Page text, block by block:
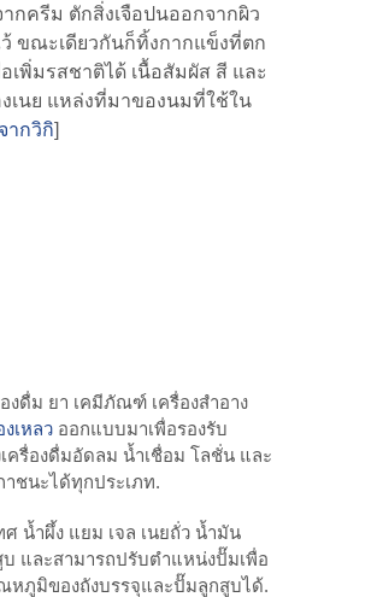
ากครีม ตักสิ่งเจือปนออกจากผิว
ว้ ขณะเดียวกันก็ทิ้งกากแข็งที่ตก
เพิ่มรสชาติได้ เนื้อสัมผัส สี และ
เนย แหล่งที่มาของนมที่ใช้ใน
จากวิกิ]
งดื่ม ยา เคมีภัณฑ์ เครื่องสำอาง
เหลว ออกแบบมาเพื่อรองรับ
รื่องดื่มอัดลม น้ำเชื่อม โลชั่น และ
ชนะได้ทุกประเภท.
ศ น้ำผึ้ง แยม เจล เนยถั่ว น้ำมัน
และสามารถปรับตำแหน่งปั๊มเพื่อ
หภูมิของถังบรรจุและปั๊มลูกสูบได้.